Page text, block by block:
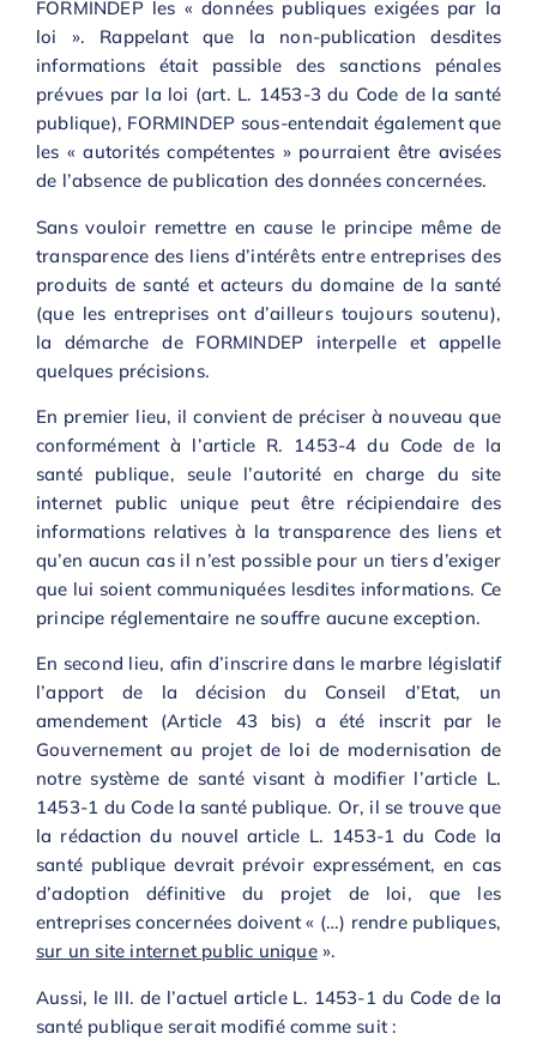
FORMINDEP les « données publiques exigées par la
loi ». Rappelant que la non-publication desdites
informations était passible des sanctions pénales
prévues par la loi (art. L. 1453-3 du Code de la santé
publique), FORMINDEP sous-entendait également que
les « autorités compétentes » pourraient être avisées
de l’absence de publication des données concernées.
Sans vouloir remettre en cause le principe même de
transparence des liens d’intérêts entre entreprises des
produits de santé et acteurs du domaine de la santé
(que les entreprises ont d’ailleurs toujours soutenu),
la démarche de FORMINDEP interpelle et appelle
quelques précisions.
En premier lieu, il convient de préciser à nouveau que
conformément à l’article R. 1453-4 du Code de la
santé publique, seule l’autorité en charge du site
internet public unique peut être récipiendaire des
informations relatives à la transparence des liens et
qu’en aucun cas il n’est possible pour un tiers d’exiger
que lui soient communiquées lesdites informations. Ce
principe réglementaire ne souffre aucune exception.
En second lieu, afin d’inscrire dans le marbre législatif
l’apport de la décision du Conseil d’Etat, un
amendement (Article 43 bis) a été inscrit par le
Gouvernement au projet de loi de modernisation de
notre système de santé visant à modifier l’article L.
1453-1 du Code la santé publique. Or, il se trouve que
la rédaction du nouvel article L. 1453-1 du Code la
santé publique devrait prévoir expressément, en cas
d’adoption définitive du projet de loi, que les
entreprises concernées doivent « (…) rendre publiques,
sur un site internet public unique».
Aussi, le III. de l’actuel article L. 1453-1 du Code de la
santé publique serait modifié comme suit :